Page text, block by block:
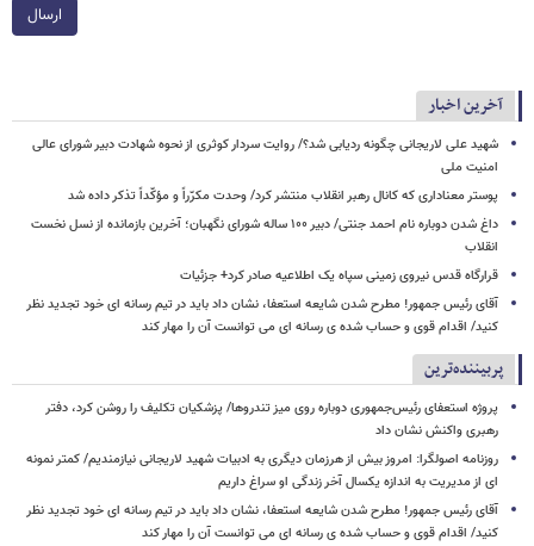
ارسال
آخرین اخبار
شهید علی لاریجانی چگونه ردیابی شد؟/ روایت سردار کوثری از نحوه شهادت دبیر شورای عالی
امنیت ملی
پوستر معناداری که کانال رهبر انقلاب منتشر کرد/ وحدت مکرّراً و مؤکّداً تذکر داده شد
داغ شدن دوباره نام احمد جنتی/ دبیر ۱۰۰ ساله شورای نگهبان؛ آخرین بازمانده از نسل نخست
انقلاب
قرارگاه قدس نیروی زمینی سپاه یک اطلاعیه صادر کرد+ جزئیات
آقای رئیس جمهور! مطرح شدن شایعه استعفا، نشان داد باید در تیم رسانه ای خود تجدید نظر
کنید/ اقدام قوی و حساب شده ی رسانه ای می توانست آن را مهار کند
پربیننده‌ترین
پروژه استعفای رئیس‌جمهوری دوباره روی میز تندروها/ پزشکیان تکلیف را روشن کرد، دفتر
رهبری واکنش نشان داد
روزنامه اصولگرا: امروز بیش از هرزمان دیگری به ادبیات شهید لاریجانی نیازمندیم/ کمتر نمونه
ای از مدیریت به اندازه یکسال آخر زندگی او سراغ داریم
آقای رئیس جمهور! مطرح شدن شایعه استعفا، نشان داد باید در تیم رسانه ای خود تجدید نظر
کنید/ اقدام قوی و حساب شده ی رسانه ای می توانست آن را مهار کند